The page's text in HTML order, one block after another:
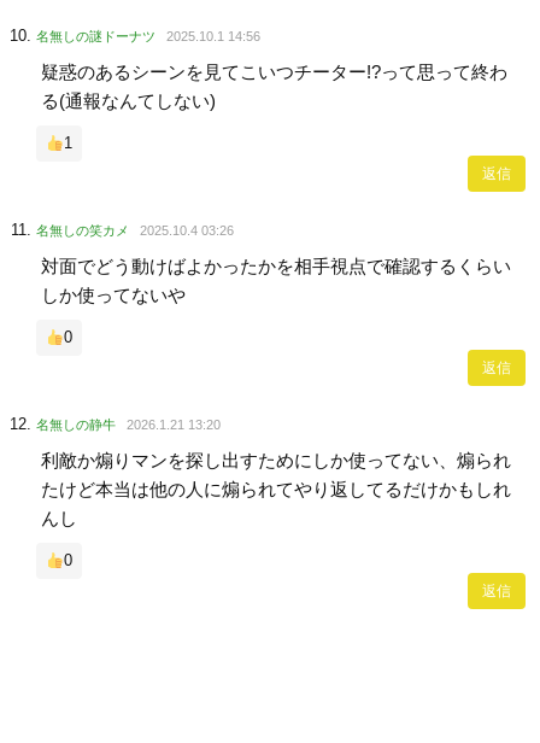
名無しの謎ドーナツ 2025.10.1 14:56
疑惑のあるシーンを見てこいつチーター!?って思って終わ
る(通報なんてしない)
1
返信
名無しの笑カメ 2025.10.4 03:26
対面でどう動けばよかったかを相手視点で確認するくらい
しか使ってないや
0
返信
名無しの静牛 2026.1.21 13:20
利敵か煽りマンを探し出すためにしか使ってない、煽られ
たけど本当は他の人に煽られてやり返してるだけかもしれ
んし
0
返信